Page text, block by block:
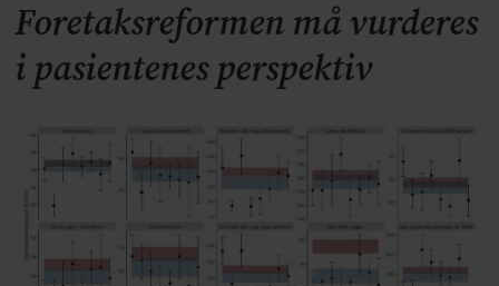
Foretaksreformen må vurderes
i pasientenes perspektiv